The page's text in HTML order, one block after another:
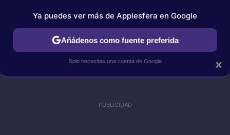
IPHONE TUTORIALES APPLESFERA SELECCIÓN
×
Ya puedes ver más de Applesfera en Google
Añádenos como fuente preferida
Solo necesitas una cuenta de Google